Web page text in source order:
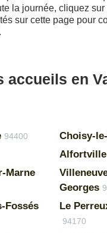
la journée, cliquez
sur cette page pour
accueils en
94400
Marne
Fossés
Choisy-
Alfortville
Georges
Le
94170